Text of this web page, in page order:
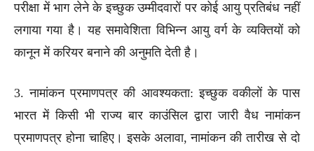
परीक्षा में भाग लेने के इच्छुक उम्मीदवारों पर कोई आयु प्रतिबंध नहीं
लगाया गया है। यह समावेशिता विभिन्न आयु वर्ग के व्यक्तियों को
कानून में करियर बनाने की अनुमति देती है।
3. नामांकन प्रमाणपत्र की आवश्यकता: इच्छुक वकीलों के पास
भारत में किसी भी राज्य बार काउंसिल द्वारा जारी वैध नामांकन
प्रमाणपत्र होना चाहिए। इसके अलावा, नामांकन की तारीख से दो